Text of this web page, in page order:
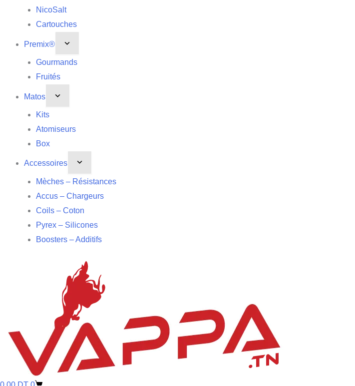
NicoSalt
Cartouches
Premix®
Gourmands
Fruités
Matos
Kits
Atomiseurs
Box
Accessoires
Mèches – Résistances
Accus – Chargeurs
Coils – Coton
Pyrex – Silicones
Boosters – Additifs